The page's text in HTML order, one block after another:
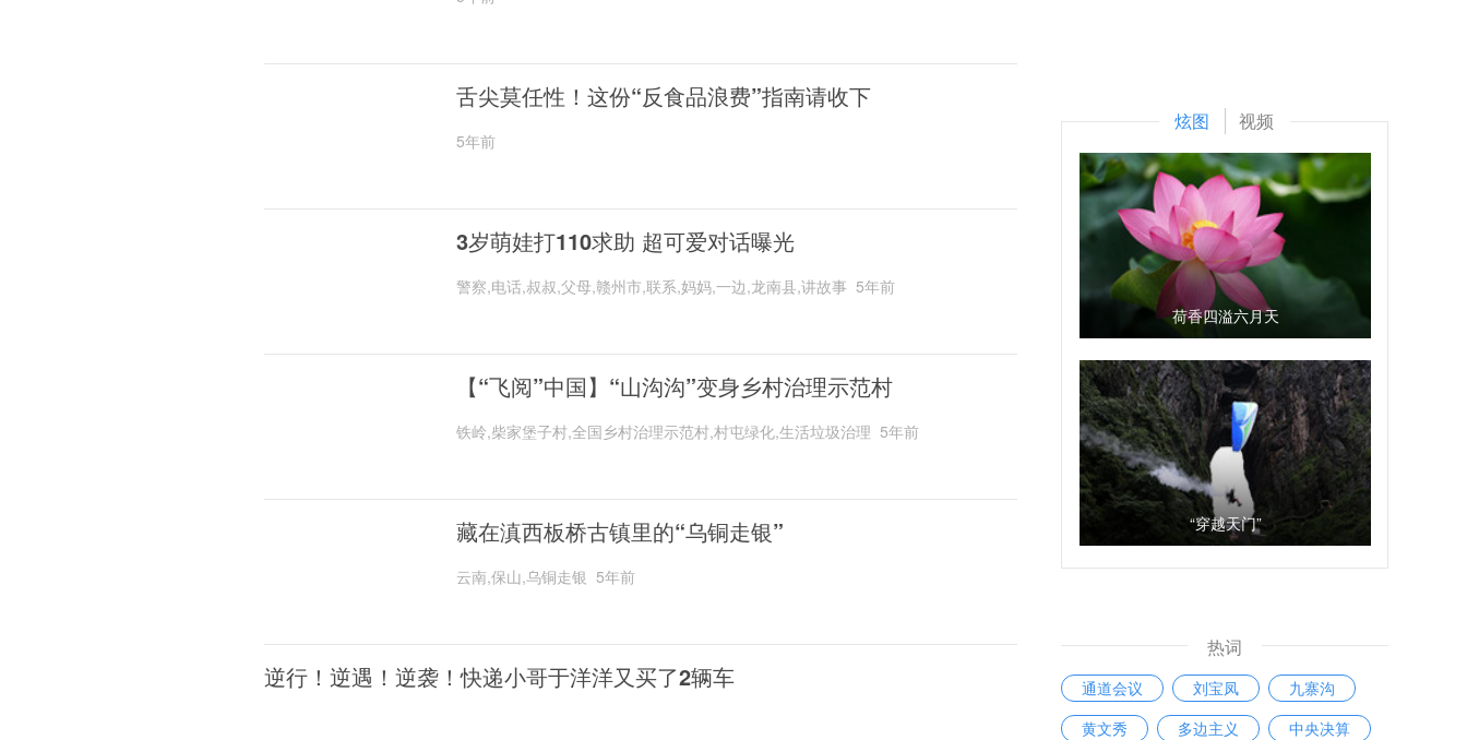
舌尖莫任性！这份“反食品浪费”指南请收下
5年前
3岁萌娃打110求助 超可爱对话曝光
警察,电话,叔叔,父母,赣州市,联系,妈妈,一边,龙南县,讲故事 5年前
【“飞阅”中国】“山沟沟”变身乡村治理示范村
铁岭,柴家堡子村,全国乡村治理示范村,村屯绿化,生活垃圾治理 5年前
藏在滇西板桥古镇里的“乌铜走银”
云南,保山,乌铜走银 5年前
逆行！逆遇！逆袭！快递小哥于洋洋又买了2辆车
炫图 视频
荷香四溢六月天
“穿越天门”
热词
通道会议 刘宝凤
九寨沟
黄文秀
多边主义
中央决算